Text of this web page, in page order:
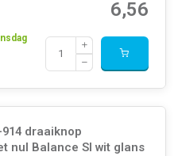
6,56
draaiknop
nul Balance SI wit glans